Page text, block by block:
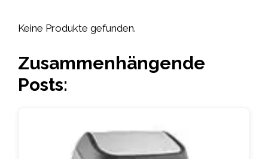
Keine Produkte gefunden.
Zusammenhängende
Posts: